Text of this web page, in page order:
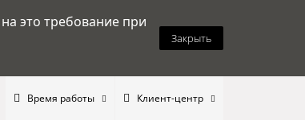
это требование при
Закрыть
Время работы Клиент-центр